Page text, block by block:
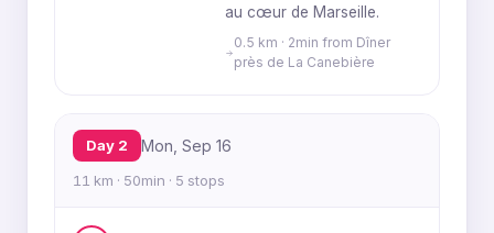
au cœur de Marseille.
0.5 km · 2min from Dîner
près de La Canebière
Day 2 Mon, Sep 16
11 km · 50min · 5 stops